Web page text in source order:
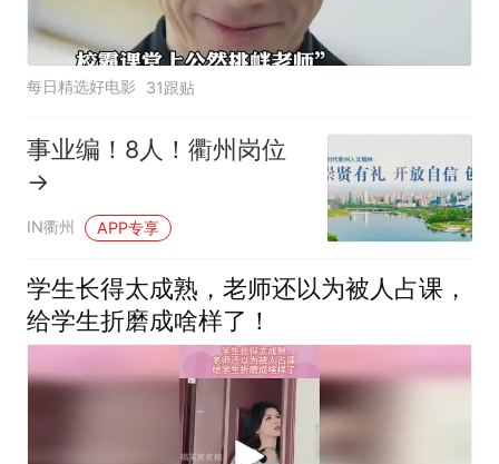
每日精选好电影 31跟贴
事业编！8人！衢州岗位
→
IN衢州 APP专享
学生长得太成熟，老师还以为被人占课，
给学生折磨成啥样了！